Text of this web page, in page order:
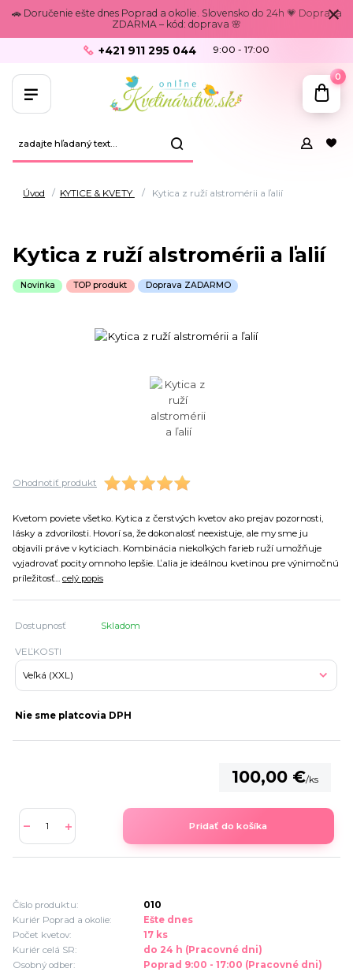
🚗 Doručenie ešte dnes Poprad a okolie. Slovensko do 24h 💗 Doprava
ZDARMA – kód: doprava 🌸
+421 911 295 044 9:00 - 17:00
0
Úvod KYTICE & KVETY Kytica z ruží alstromérii a ľalií
Kytica z ruží alstromérii a ľalií
Novinka TOP produkt Doprava ZADARMO
Ohodnotiť produkt
Kvetom poviete všetko. Kytica z čerstvých kvetov ako prejav pozornosti,
lásky a zdvorilosti. Hovorí sa, že dokonalosť neexistuje, ale my sme ju
objavili práve v kyticiach. Kombinácia niekoľkých farieb ruží umožňuje
vyjadrovať pocity omnoho lepšie. Ľalia je ideálnou kvetinou pre výnimočnú
príležitosť... celý popis
Dostupnosť Skladom
VEĽKOSTI
Nie sme platcovia DPH
100,00 €/ks
Pridať do košíka
Číslo produktu:
010
Kuriér Poprad a okolie:
Ešte dnes
Počet kvetov:
17 ks
Kuriér celá SR:
do 24 h (Pracovné dni)
Osobný odber:
Poprad 9:00 - 17:00 (Pracovné dni)